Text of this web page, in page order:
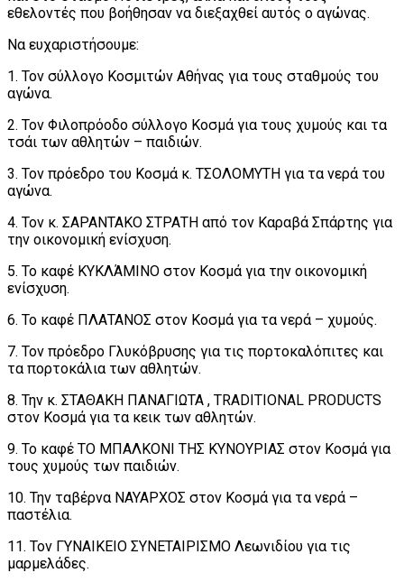
εθελοντές που βοήθησαν να διεξαχθεί αυτός ο αγώνας.
Να ευχαριστήσουμε:
1. Τον σύλλογο Κοσμιτών Αθήνας για τους σταθμούς του
αγώνα.
2. Τον Φιλοπρόοδο σύλλογο Κοσμά για τους χυμούς και τα
τσάι των αθλητών – παιδιών.
3. Τον πρόεδρο του Κοσμά κ. ΤΣΟΛΟΜΥΤΗ για τα νερά του
αγώνα.
4. Τον κ. ΣΑΡΑΝΤΑΚΟ ΣΤΡΑΤΗ από τον Καραβά Σπάρτης για
την οικονομική ενίσχυση.
5. Το καφέ ΚΥΚΛΆΜΙΝΟ στον Κοσμά για την οικονομική
ενίσχυση.
6. Το καφέ ΠΛΑΤΑΝΟΣ στον Κοσμά για τα νερά – χυμούς.
7. Τον πρόεδρο Γλυκόβρυσης για τις πορτοκαλόπιτες και
τα πορτοκάλια των αθλητών.
8. Την κ. ΣΤΑΘΑΚΗ ΠΑΝΑΓΙΩΤΑ , TRADITIONAL PRODUCTS
στον Κοσμά για τα κεικ των αθλητών.
9. Το καφέ ΤΟ ΜΠΑΛΚΟΝΙ ΤΗΣ ΚΥΝΟΥΡΙΑΣ στον Κοσμά για
τους χυμούς των παιδιών.
10. Την ταβέρνα ΝΑΥΑΡΧΟΣ στον Κοσμά για τα νερά –
παστέλια.
11. Τον ΓΥΝΑΙΚΕΙΟ ΣΥΝΕΤΑΙΡΙΣΜΟ Λεωνιδίου για τις
μαρμελάδες.